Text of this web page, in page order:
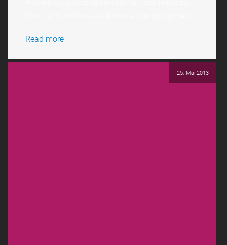
Read more
25. Mai 2013